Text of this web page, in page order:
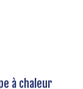
à chaleur